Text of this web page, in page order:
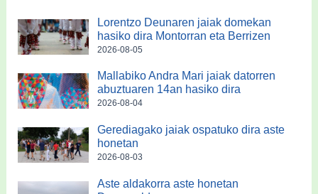
Lorentzo Deunaren jaiak domekan
hasiko dira Montorran eta Berrizen
2026-08-05
Mallabiko Andra Mari jaiak datorren
abuztuaren 14an hasiko dira
2026-08-04
Gerediagako jaiak ospatuko dira aste
honetan
2026-08-03
Aste aldakorra aste honetan